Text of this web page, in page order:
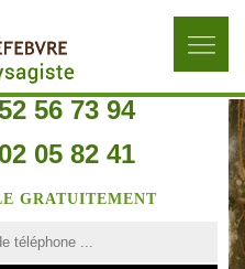
56 73 94
05 82 41
GRATUITEMENT